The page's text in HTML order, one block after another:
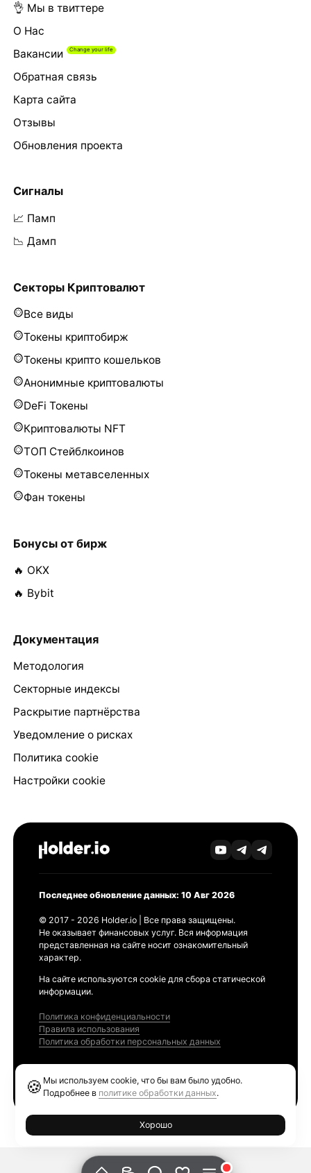
👌 Мы в твиттере
О Нас
Вакансии
Обратная связь
Карта сайта
Отзывы
Обновления проекта
Сигналы
📈 Памп
📉 Дамп
Секторы Криптовалют
Все виды
Токены криптобирж
Токены крипто кошельков
Анонимные криптовалюты
DeFi Токены
Криптовалюты NFT
ТОП Стейблкоинов
Токены метавселенных
Фан токены
Бонусы от бирж
🔥 OKX
🔥 Bybit
Документация
Методология
Секторные индексы
Раскрытие партнёрства
Уведомление о рисках
Политика cookie
Настройки cookie
Последнее обновление данных: 10 Авг 2026
© 2017 - 2026 Holder.io | Все права защищены.
Не оказывает финансовых услуг. Вся информация
представленная на сайте носит ознакомительный
характер.
На сайте используются cookie для сбора статической
информации.
Политика конфиденциальности
Правила использования
Политика обработки персональных данных
🍪 Мы используем cookie, что бы вам было удобно.
Подробнее в политике обработки данных.
Хорошо
Ethereum GAS Tracker